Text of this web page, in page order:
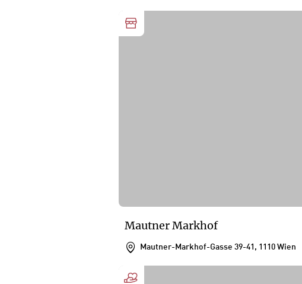
Mautner Markhof
Mautner-Markhof-Gasse 39-41, 1110 Wien